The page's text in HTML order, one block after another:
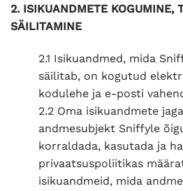
2. ISIKUANDMETE KOGUMINE,
SÄILITAMINE
2.1 Isikuandmed, mida
säilitab, on kogutud
kodulehe ja e-posti
2.2 Oma isikuandmete
andmesubjekt Sniffyle
korraldada, kasutada ja
privaatsuspoliitikas
isikuandmeid, mida